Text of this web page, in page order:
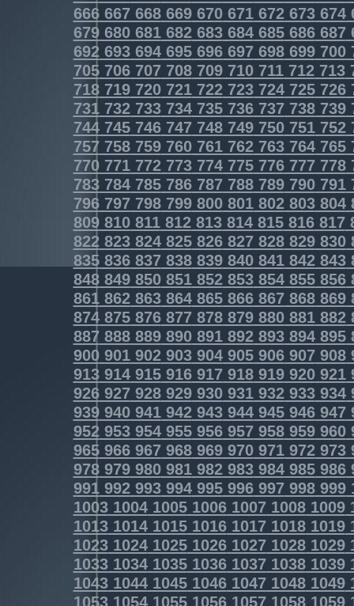
666667668669670671672673674
679680681682683684685686687
692693694695696697698699700
705706707708709710711712713
718719720721722723724725726
731732733734735736737738739
744745746747748749750751752
757758759760761762763764765
770771772773774775776777778
783784785786787788789790791
796797798799800801802803804
809810811812813814815816817
822823824825826827828829830
835836837838839840841842843
848849850851852853854855856
861862863864865866867868869
874875876877878879880881882
887888889890891892893894895
900901902903904905906907908
913914915916917918919920921
926927928929930931932933934
939940941942943944945946947
952953954955956957958959960
965966967968969970971972973
978979980981982983984985986
991992993994995996997998999
1003100410051006100710081009
1013101410151016101710181019
1023102410251026102710281029
1033103410351036103710381039
1043104410451046104710481049
1053105410551056105710581059